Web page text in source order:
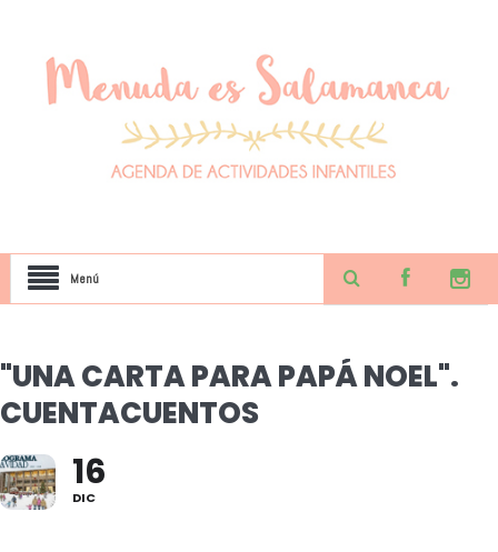
Menú
"UNA CARTA PARA PAPÁ NOEL".
CUENTACUENTOS
16
DIC